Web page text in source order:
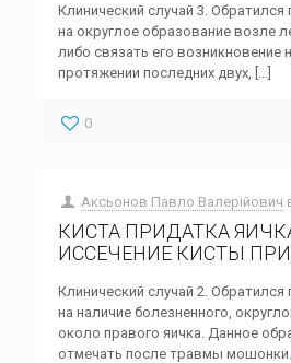
Клинический случай 3.
на округлое образование возле
либо связать его возникновение
протяжении последних двух, […]
0
Аксьонов Павло Валерійович
КИСТА ПРИДАТКА
ИССЕЧЕНИЕ КИСТЫ
Клинический случай 2.
на наличие болезненного,
около правого яичка. Данное
отмечать после травмы